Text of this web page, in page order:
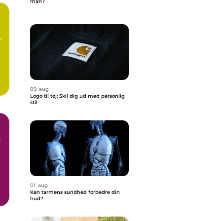
09. aug
Logo til tøj: Skil dig ud med personlig
stil
01. aug
Kan tarmens sundhed forbedre din
hud?